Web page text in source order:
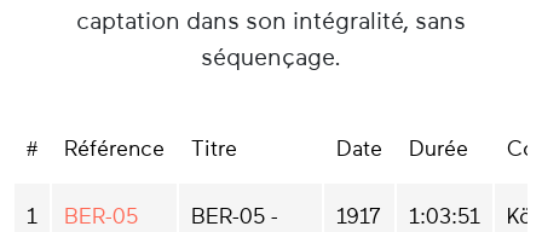
captation dans son intégralité, sans
séquençage.
# Référence Titre Date Durée
1 BER-05
BER-05 -
1917 1:03:51